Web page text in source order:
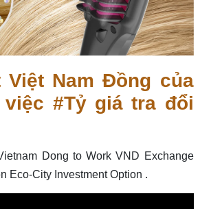
Việt Nam Đồng của
việc #Tỷ giá tra đổi
Dong to Work VND Exchange
Eco-City Investment Option .